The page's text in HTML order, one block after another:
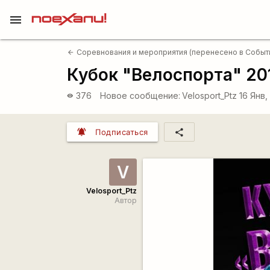
menu
arrow_back Соревнования и мероприятия (перенесено в
Кубок "Велоспорта"
visibility 376 Новое сообщение: Velosport_Ptz 16 Янв,
notifications_active Подписаться share
V
Velosport_Ptz
Автор